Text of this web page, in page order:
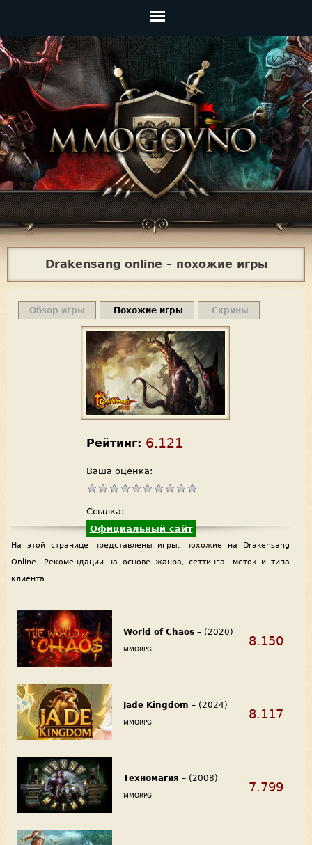
Главное
меню
Jump to navigation
Drakensang online – похожие игры
Обзор игры Похожие игры Скрины
Рейтинг: 6.121
Ваша оценка:
Ссылка:
Официальный сайт
На этой странице представлены игры, похожие на Drakensang
Online. Рекомендации на основе жанра, сеттинга, меток и типа
клиента.
World of Chaos – (2020)
MMORPG
8.150
Jade Kingdom – (2024)
MMORPG
8.117
Техномагия – (2008)
MMORPG
7.799